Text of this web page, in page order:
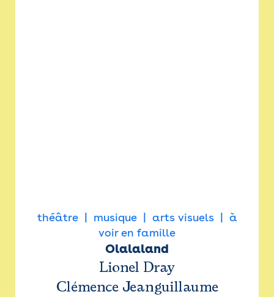
théâtre musique arts visuels
à
voir en famille
Olalaland
Lionel Dray
Clémence Jeanguillaume